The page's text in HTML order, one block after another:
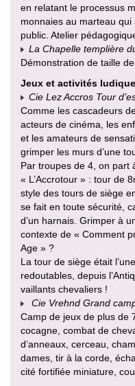
en relatant le processus
monnaies au marteau
public. Atelier
La Chapelle templière
Démonstration de taille
Jeux et activités
Cie Lez Accros Tour
Comme les cascadeurs
acteurs de cinéma, les
et les amateurs de
grimper les murs d’une
Par troupes de 4, on part
« L’Accrotour » : tour de
style des tours de siège
se fait en toute sécurité,
d’un harnais. Grimper à
contexte de « Comment
Age » ?
La tour de siège était
redoutables, depuis
vaillants chevaliers !
Cie Vrehnd Grand
Camp de jeux de plus de
cocagne, combat de
d’anneaux, cerceau,
dames, tir à la corde,
cité fortifiée miniature,